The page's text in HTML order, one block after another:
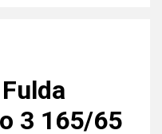
3 165/65